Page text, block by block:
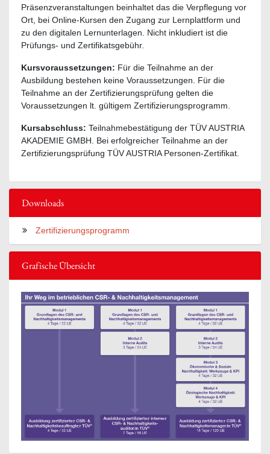
Präsenzveranstaltungen beinhaltet das die Verpflegung vor
Ort, bei Online-Kursen den Zugang zur Lernplattform und
zu den digitalen Lernunterlagen. Nicht inkludiert ist die
Prüfungs- und Zertifikatsgebühr.
Kursvoraussetzungen: Für die Teilnahme an der
Ausbildung bestehen keine Voraussetzungen. Für die
Teilnahme an der Zertifizierungsprüfung gelten die
Voraussetzungen lt. gültigem Zertifizierungsprogramm.
Kursabschluss: Teilnahmebestätigung der TÜV AUSTRIA
AKADEMIE GMBH. Bei erfolgreicher Teilnahme an der
Zertifizierungsprüfung TÜV AUSTRIA Personen-Zertifikat.
Downloads
Zertifizierungsprogramm
Grafische Übersicht